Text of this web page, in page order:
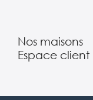
Nos maisons
Espace client